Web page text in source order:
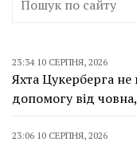
23:34 10 СЕРПНЯ, 2026
Яхта Цукерберга не
допомогу від
23:06 10 СЕРПНЯ, 2026